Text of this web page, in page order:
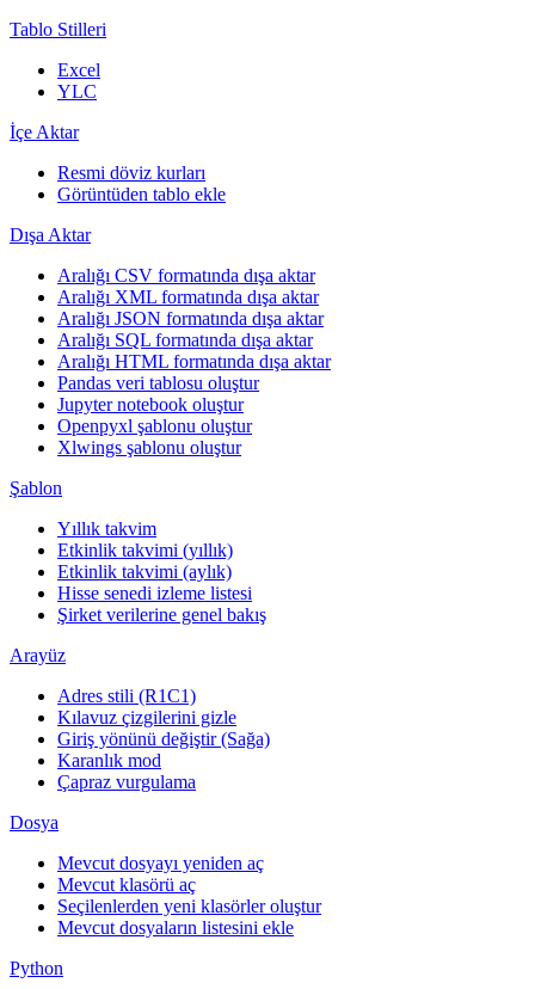
Tablo Stilleri
Excel
YLC
İçe Aktar
Resmi döviz kurları
Görüntüden tablo ekle
Dışa Aktar
Aralığı CSV formatında dışa aktar
Aralığı XML formatında dışa aktar
Aralığı JSON formatında dışa aktar
Aralığı SQL formatında dışa aktar
Aralığı HTML formatında dışa aktar
Pandas veri tablosu oluştur
Jupyter notebook oluştur
Openpyxl şablonu oluştur
Xlwings şablonu oluştur
Şablon
Yıllık takvim
Etkinlik takvimi (yıllık)
Etkinlik takvimi (aylık)
Hisse senedi izleme listesi
Şirket verilerine genel bakış
Arayüz
Adres stili (R1C1)
Kılavuz çizgilerini gizle
Giriş yönünü değiştir (Sağa)
Karanlık mod
Çapraz vurgulama
Dosya
Mevcut dosyayı yeniden aç
Mevcut klasörü aç
Seçilenlerden yeni klasörler oluştur
Mevcut dosyaların listesini ekle
Python